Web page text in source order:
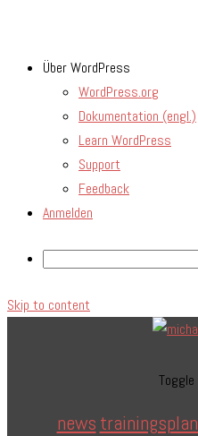
Über WordPress
WordPress.org
Dokumentation (engl.)
Learn WordPress
Support
Feedback
Anmelden
Skip to content
Toggle
news